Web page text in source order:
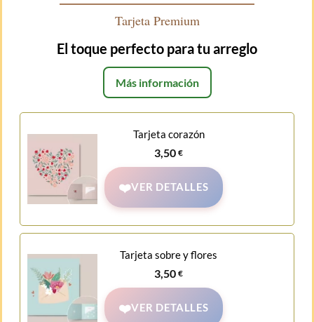
Tarjeta Premium
El toque perfecto para tu arreglo
Más información
Tarjeta corazón
3,50€
VER DETALLES
Tarjeta sobre y flores
3,50€
VER DETALLES